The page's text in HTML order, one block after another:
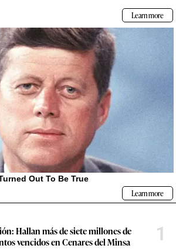
Hallan más de siete millones de
vencidos en Cenares del Minsa
1